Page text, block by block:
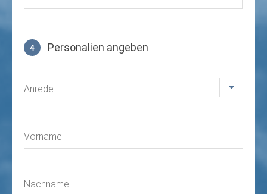
4 Personalien angeben
Anrede
Vorname
Nachname